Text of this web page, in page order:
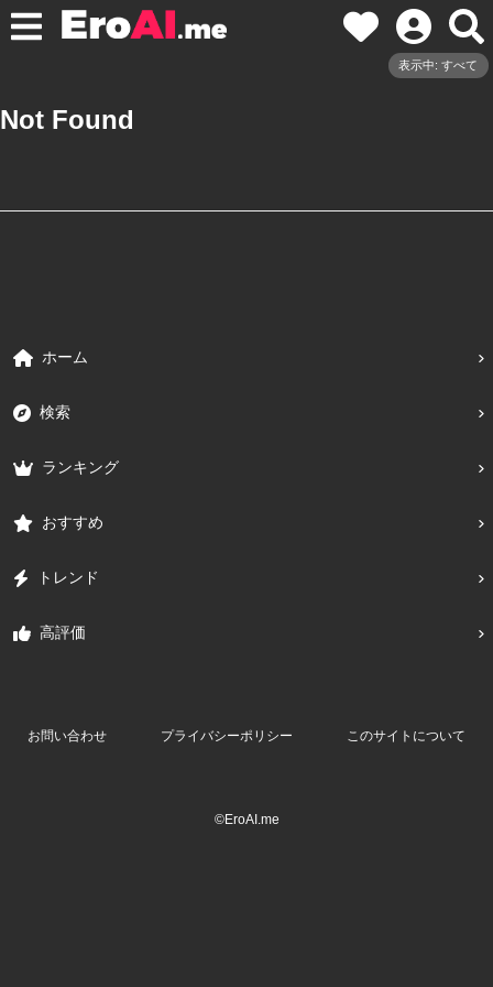
表示中: すべて
Not Found
ホーム
検索
ランキング
おすすめ
トレンド
高評価
お問い合わせ プライバシーポリシー このサイトについて
©EroAI.me